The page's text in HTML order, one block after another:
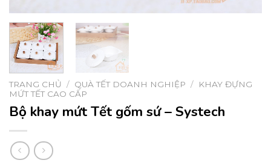
TRANG CHỦ / QUÀ TẾT DOANH NGHIỆP /
KHAY ĐỰNG
MỨT TẾT CAO CẤP
Bộ khay mứt Tết gốm sứ – Systech